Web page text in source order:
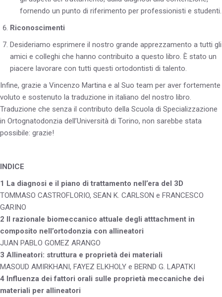
fornendo un punto di riferimento per professionisti e studenti.
Riconoscimenti
Desideriamo esprimere il nostro grande apprezzamento a tutti gli
amici e colleghi che hanno contribuito a questo libro. È stato un
piacere lavorare con tutti questi ortodontisti di talento.
Infine, grazie a Vincenzo Martina e al Suo team per aver fortemente
voluto e sostenuto la traduzione in italiano del nostro libro.
Traduzione che senza il contributo della Scuola di Specializzazione
in Ortognatodonzia dell’Università di Torino, non sarebbe stata
possibile: grazie!
INDICE
1 La diagnosi e il piano di trattamento nell’era del 3D
TOMMASO CASTROFLORIO, SEAN K. CARLSON e FRANCESCO
GARINO
2 Il razionale biomeccanico attuale degli atttachment in
composito nell’ortodonzia con allineatori
JUAN PABLO GOMEZ ARANGO
3 Allineatori: struttura e proprietà dei materiali
MASOUD AMIRKHANI, FAYEZ ELKHOLY e BERND G. LAPATKI
4 Influenza dei fattori orali sulle proprietà meccaniche dei
materiali per allineatori